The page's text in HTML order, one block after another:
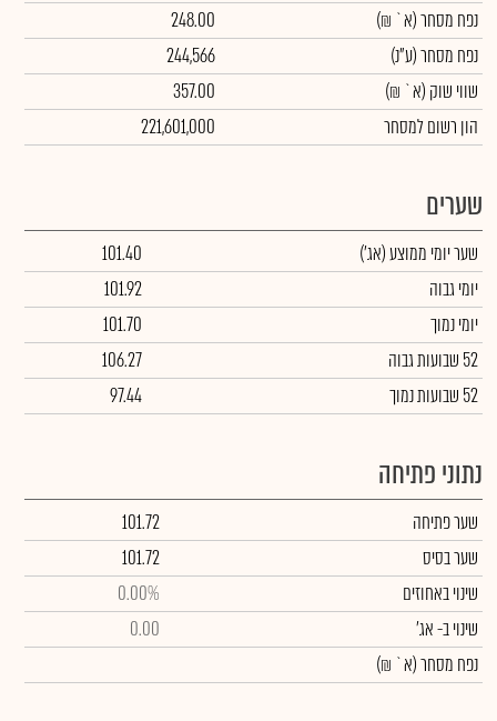
נפח מסחר(א` ₪)
248.00
נפח מסחר(ע"נ)
244,566
שווי שוק (א` ₪)
357.00
הון רשום למסחר
221,601,000
שערים
שער יומי ממוצע(אג')
101.40
יומי גבוה
101.92
יומי נמוך
101.70
52 שבועות גבוה
106.27
52 שבועות נמוך
97.44
נתוני פתיחה
שער פתיחה
101.72
שער בסיס
101.72
שינוי באחוזים
0.00%
שינויב- אג'
0.00
נפח מסחר(א` ₪)